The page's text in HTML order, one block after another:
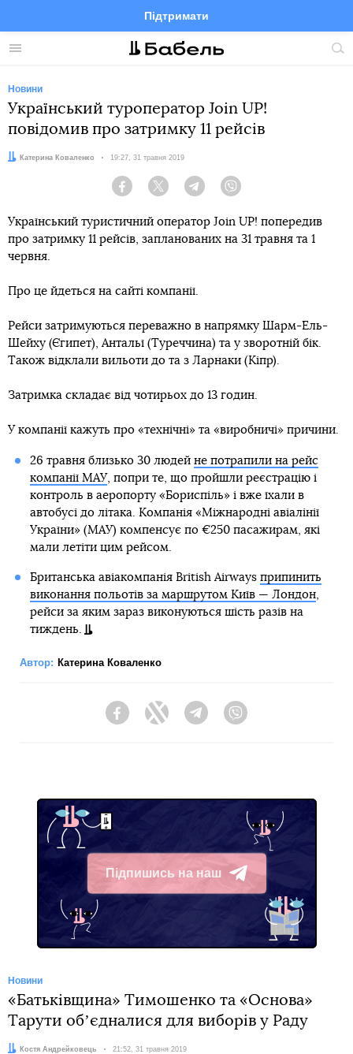
Меню
Підтримати
FacebookTelegramTwitter
Новини
Український туроператор Join UP!
повідомив про затримку 11 рейсів
Автор:Катерина Коваленко Дата:
19:27, 31 травня 2019
Facebook Twitter Telegram
Український туристичний оператор Join UP! попередив
про затримку 11 рейсів, запланованих на 31 травня та 1
червня.
Про це йдеться на сайті компанії.
Рейси затримуються переважно в напрямку Шарм-Ель-
Шейху (Єгипет), Антальї (Туреччина) та у зворотній бік.
Також відклали вильоти до та з Ларнаки (Кіпр).
Затримка складає від чотирьох до 13 годин.
У компанії кажуть про «технічні» та «виробничі» причини.
26 травня близько 30 людей не потрапили на рейс
компанії МАУ, попри те, що пройшли реєстрацію і
контроль в аеропорту «Бориспіль» і вже їхали в
автобусі до літака. Компанія «Міжнародні авіалінії
України» (МАУ) компенсує по €250 пасажирам, які
мали летіти цим рейсом.
Британська авіакомпанія British Airways припинить
виконання польотів за маршрутом Київ — Лондон,
рейси за яким зараз виконуються шість разів на
тиждень.
Автор: Катерина Коваленко
FacebookTwitter Telegram
Підпишись на наш
Telegram
Новини
«Батьківщина» Тимошенко та «Основа»
Тарути обʼєдналися для виборів у Раду
Автор:Костя Андрейковець Дата:
21:52, 31 травня 2019